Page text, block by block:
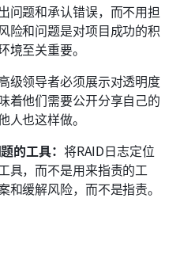
问题和承认错误，而不用担
险和问题是对项目成功的积
境至关重要。
级领导者必须展示对透明度
着他们需要公开分享自己的
人也这样做。
的工具： 将RAID日志定位
具，而不是用来指责的工
缓解风险，而不是指责。